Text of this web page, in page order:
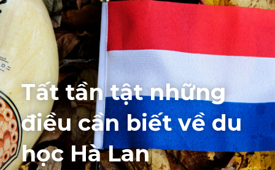
Adj
Khác
Từ vựng theo topic
Từ vựng theo Topic
Vocabulary - Grammar
Grammar
Liên hệ
Lớp Siêu Cấp Tốc
HỌC THỬ →
Tất tần tật những
điều cần biết về du
học Hà Lan